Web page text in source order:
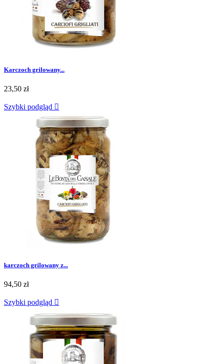
Karczoch grilowany...
23,50 zł
Szybki podgląd 
karczoch grilowany z...
94,50 zł
Szybki podgląd 